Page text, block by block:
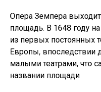
Опера Земпера
площадь. В 1648 году
из первых постоянных
Европы,
малыми театрами, что
названии площади